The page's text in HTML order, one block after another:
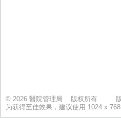
© 2026 醫院管理局 版权所有
为获得至佳效果，建议使用 1024 x